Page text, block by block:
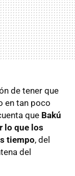
de tener que
en tan poco
que Bakú
lo que los
tiempo, del
del